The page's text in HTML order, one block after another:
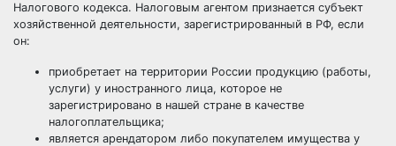
Налогового кодекса. Налоговым агентом признается субъект
хозяйственной деятельности, зарегистрированный в РФ, если
он:
приобретает на территории России продукцию (работы,
услуги) у иностранного лица, которое не
зарегистрировано в нашей стране в качестве
налогоплательщика;
является арендатором либо покупателем имущества у